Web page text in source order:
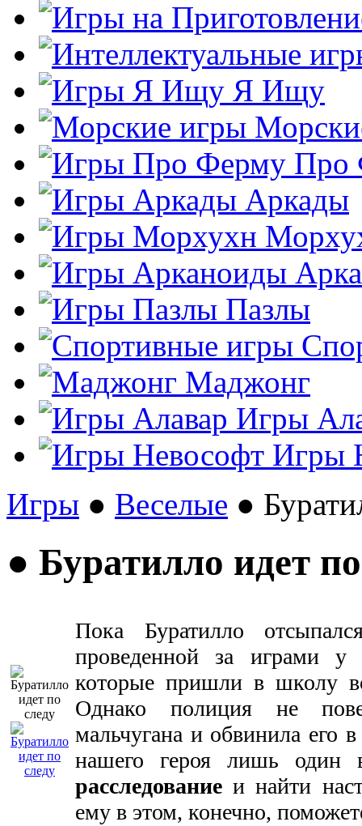
Я Ищу
Про
Аркады
Пазлы
Маджонг
Игры
Игры
Игры ● Веселые ●
● Буратилло идет
Пока Буратилло
проведенной за играми у
которые пришли в школу
Однако полиция не
мальчугана и обвинила его
нашего героя лишь один
расследование и найти
ему в этом, конечно,